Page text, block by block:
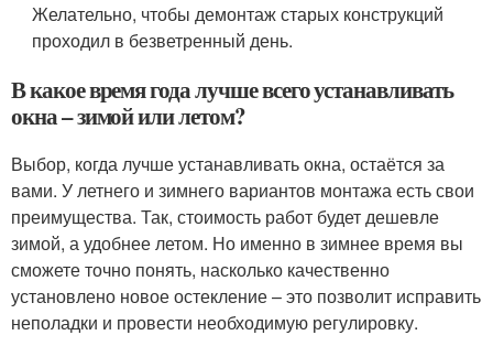
Желательно, чтобы демонтаж старых конструкций
проходил в безветренный день.
В какое время года лучше всего устанавливать
окна – зимой или летом?
Выбор, когда лучше устанавливать окна, остаётся за
вами. У летнего и зимнего вариантов монтажа есть свои
преимущества. Так, стоимость работ будет дешевле
зимой, а удобнее летом. Но именно в зимнее время вы
сможете точно понять, насколько качественно
установлено новое остекление – это позволит исправить
неполадки и провести необходимую регулировку.